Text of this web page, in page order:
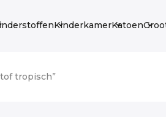
KinderkamerKatoen
tropisch”